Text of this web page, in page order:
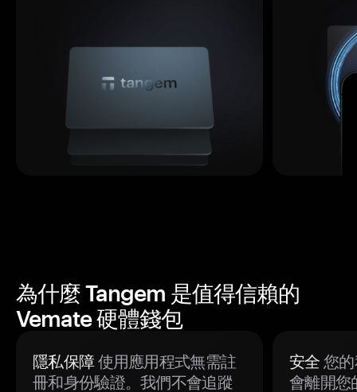
為什麼 Tangem 是值得信賴的
Vemate 硬體錢包
隱私保障使用應用程式無需註
冊和身份驗證。我們不會追蹤
安全 您
會離開您